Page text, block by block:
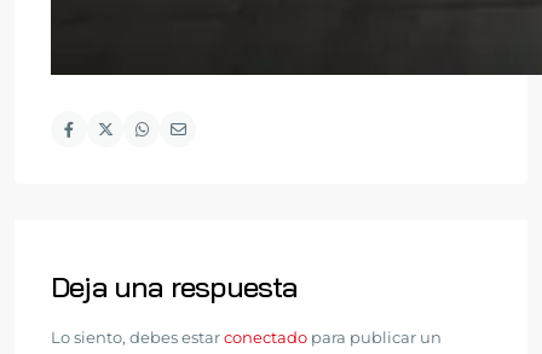
Deja una respuesta
Lo siento, debes estarconectado para publicar un